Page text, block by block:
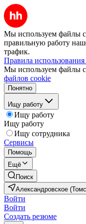
Мы используем файлы
правильную работу
трафик.
Правила
Мы используем файлы
файлов cookie
Понятно
Ищу работу
Ищу работу
Ищу работу
Ищу сотрудника
Сервисы
Помощь
Ещё
Поиск
Александровское
Войти
Войти
Создать резюме